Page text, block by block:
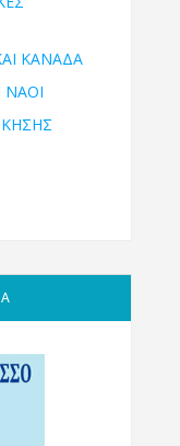
ΚΑΝΑΔΑ
ΝΑΟΊ